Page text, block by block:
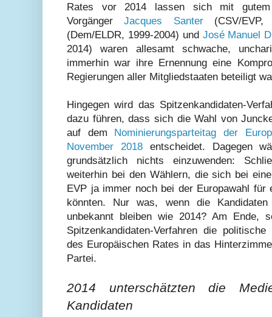
Rates vor 2014 lassen sich mit
VorgängerJacques Santer (CSV/
(Dem/ELDR, 1999-2004) und José Manuel
2014) waren allesamt schwache,
immerhin war ihre Ernennung eine
Regierungen aller Mitgliedstaaten beteiligt
Hingegen wird das Spitzenkandidaten-
dazu führen, dass sich die Wahl von
auf dem Nominierungsparteitag der
November 2018entscheidet. Dagegen
grundsätzlich nichts einzuwenden:
weiterhin bei den Wählern, die sich bei
EVP ja immer noch bei der Europawahl für
könnten. Nur was, wenn die
unbekannt bleiben wie 2014? Am Ende,
Spitzenkandidaten-Verfahren die
des Europäischen Rates in das
Partei.
2014 unterschätzten die
Kandidaten